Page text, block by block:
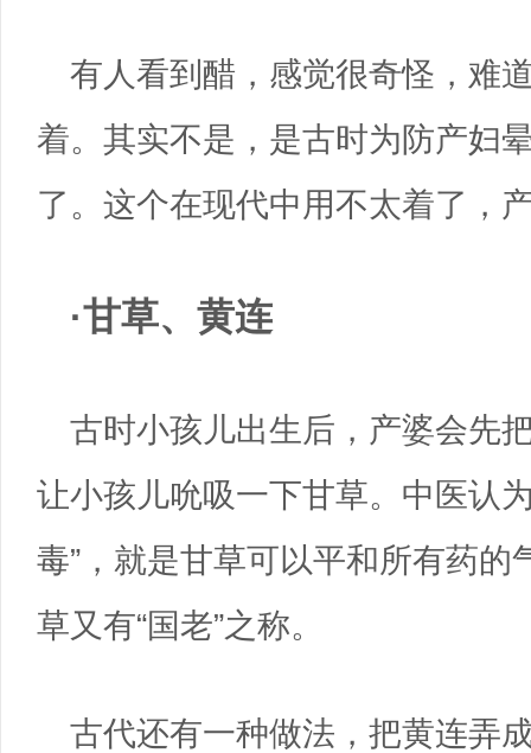
有人看到醋，感觉很奇怪，难
着。其实不是，是古时为防产妇
了。这个在现代中用不太着了，
·甘草、黄连
古时小孩儿出生后，产婆会先
让小孩儿吮吸一下甘草。中医认
毒”，就是甘草可以平和所有药
草又有“国老”之称。
古代还有一种做法，把黄连弄